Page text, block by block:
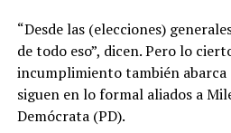
“Desde las (elecciones)
de todo eso”, dicen. Pero lo
incumplimiento también
siguen en lo formal aliados a
Demócrata (PD).